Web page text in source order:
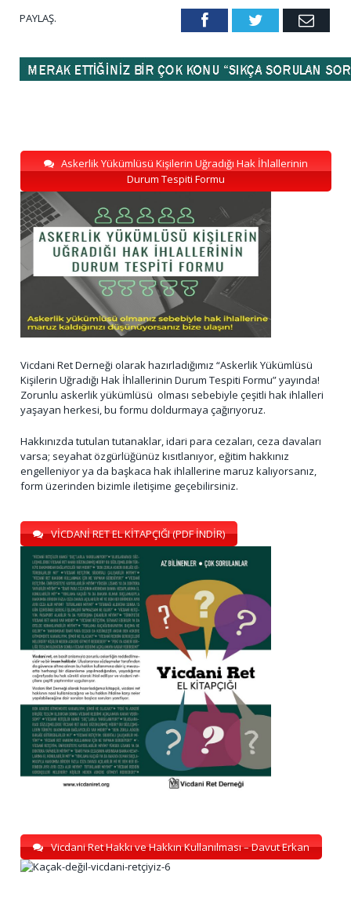
PAYLAŞ. FacebookTwitter Email
Askerlik Yükümlüsü Kişilerin Uğradığı Hak İhlallerinin
Durum Tespiti Formu
Vicdani Ret Derneği olarak hazırladığımız “Askerlik Yükümlüsü
Kişilerin Uğradığı Hak İhlallerinin Durum Tespiti Formu” yayında!
Zorunlu askerlik yükümlüsü olması sebebiyle çeşitli hak ihlalleri
yaşayan herkesi, bu formu doldurmaya çağırıyoruz.
Hakkınızda tutulan tutanaklar, idari para cezaları, ceza davaları
varsa; seyahat özgürlüğünüz kısıtlanıyor, eğitim hakkınız
engelleniyor ya da başkaca hak ihlallerine maruz kalıyorsanız,
form üzerinden bizimle iletişime geçebilirsiniz.
VİCDANİ RET EL KİTAPÇIĞI (PDF İNDİR)
Vicdani Ret Hakkı ve Hakkın Kullanılması – Davut Erkan